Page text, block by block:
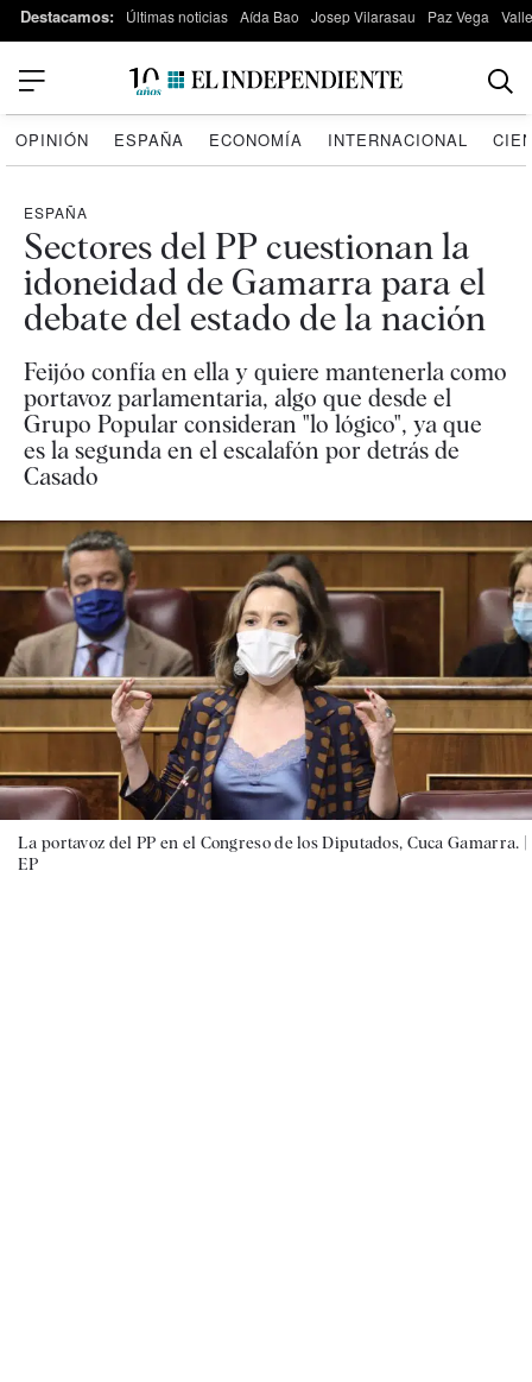
Destacamos: Últimas noticias Aída Bao Josep Vilarasau Paz Vega
OPINIÓN ESPAÑA ECONOMÍA INTERNACIONAL
ESPAÑA
Sectores del PP cuestionan la
idoneidad de Gamarra para el
debate del estado de la nación
Feijóo confía en ella y quiere mantenerla como
portavoz parlamentaria, algo que desde el
Grupo Popular consideran "lo lógico", ya que
es la segunda en el escalafón por detrás de
Casado
La portavoz del PP en el Congreso de los Diputados, Cuca Gamarra. |
EP